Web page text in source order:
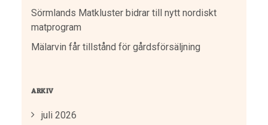
Sörmlands Matkluster bidrar till nytt nordiskt
matprogram
Mälarvin får tillstånd för gårdsförsäljning
ARKIV
juli 2026